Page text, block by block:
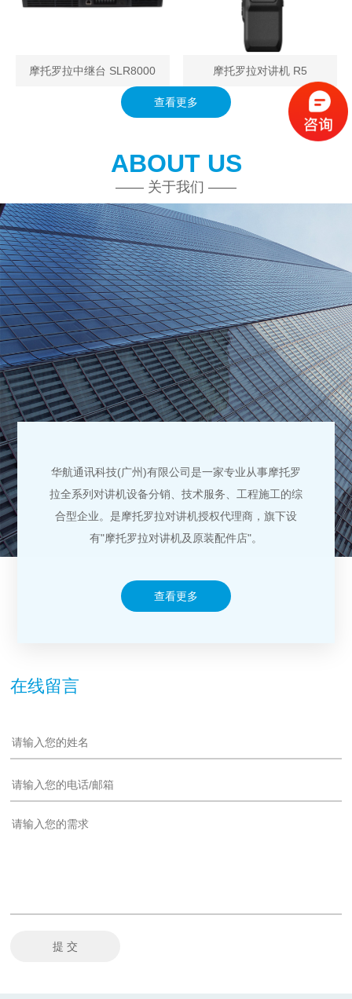
摩托罗拉中继台 SLR8000 摩托罗拉对讲机 R5
查看更多
ABOUT US
—— 关于我们 ——
华航通讯科技(广州)有限公司是一家专业从事摩托罗
拉全系列对讲机设备分销、技术服务、工程施工的综
合型企业。是摩托罗拉对讲机授权代理商，旗下设
有"摩托罗拉对讲机及原装配件店"。
查看更多
在线留言
提 交